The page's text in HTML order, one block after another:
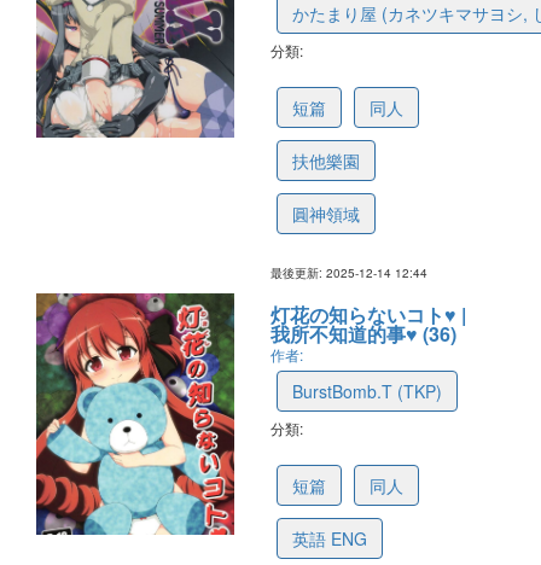
かたまり屋 (カネツキマサヨシ,
分類:
短篇 同人
扶他樂園
圓神領域
最後更新: 2025-12-14 12:44
灯花の知らないコト♥ |
我所不知道的事♥ (36)
作者:
BurstBomb.T (TKP)
分類:
短篇 同人
英語 ENG